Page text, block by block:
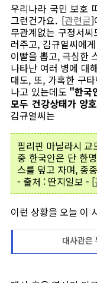
우리나라 국민 보호
그런건가요. [관련글]
무관계없는 구정서
러주고, 김규열씨에
이빨을 뽑고, 극심한
나타난 여러 병에 대
대도, 또, 가혹한 구
나고 있는데도 "한국
모두 건강상태가 양
김규열씨는
필리핀 마닐라시
중 한국인은 단 한
스를 덮고 자며, 종종
- 출처 : 딴지일보 - [
이런 상황을 오늘 이
대사관은